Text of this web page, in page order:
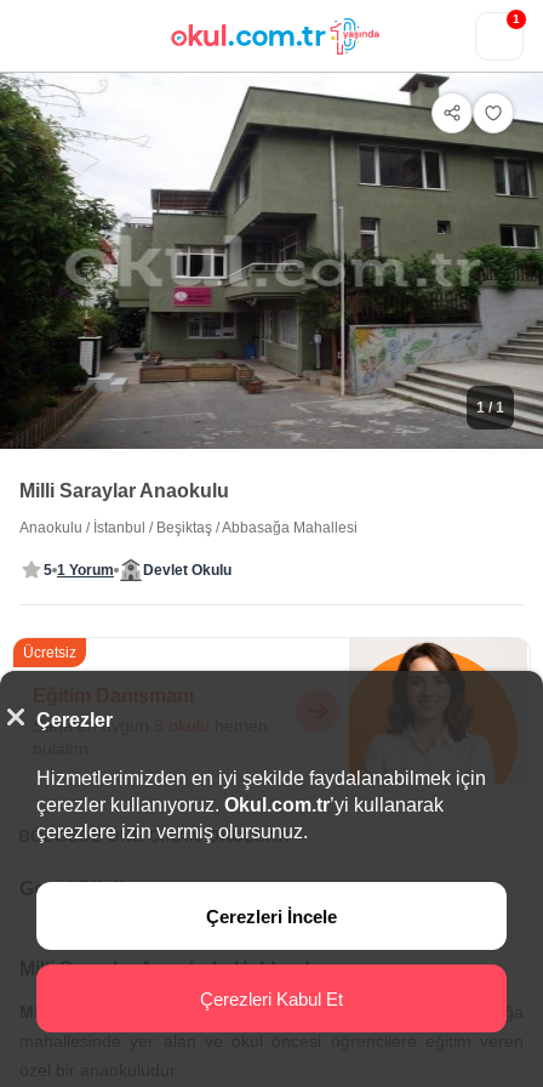
1
1/ 1
Milli Saraylar Anaokulu
Anaokulu / İstanbul / Beşiktaş /Abbasağa Mahallesi
5 1 Yorum Devlet Okulu
Ücretsiz
Sana en uygun
BÖLGEDE ÖNE ÇIKAN OKULLAR
Genel Bilgiler
Milli Saraylar Anaokulu Hakkında
Milli Saraylar Anaokulu, Beşiktaş bölgesi Abbasağa
Çerezler
Hizmetlerimizden en iyi şekilde faydalanabilmek için
çerezler kullanıyoruz. Okul.com.tr’yi kullanarak
çerezlere izin vermiş olursunuz.
Çerezleri İncele
Çerezleri Kabul Et